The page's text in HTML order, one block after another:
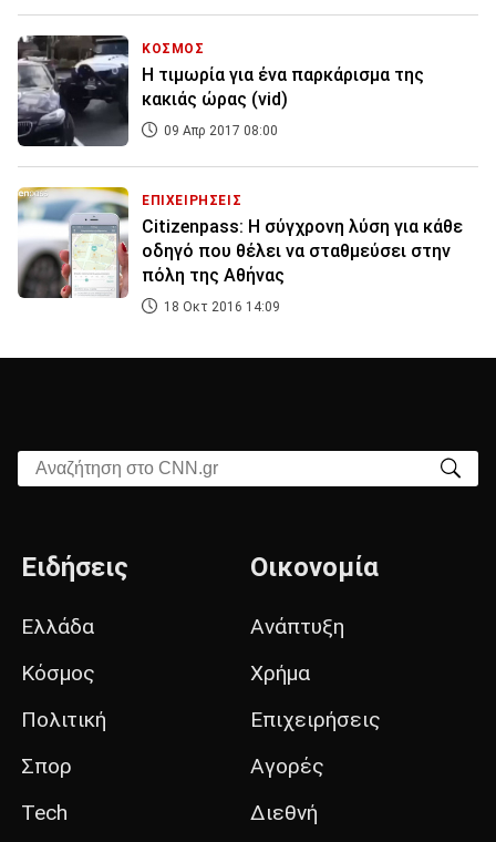
ΚΟΣΜΟΣ
H τιμωρία για ένα παρκάρισμα της
κακιάς ώρας (vid)
09 Απρ 2017 08:00
ΕΠΙΧΕΙΡΗΣΕΙΣ
Citizenpass: Η σύγχρονη λύση για κάθε
οδηγό που θέλει να σταθμεύσει στην
πόλη της Αθήνας
18 Οκτ 2016 14:09
Αναζήτηση στο CNN.gr
Ειδήσεις
Ελλάδα
Κόσμος
Πολιτική
Σπορ
Tech
Οικονομία
Ανάπτυξη
Χρήμα
Επιχειρήσεις
Αγορές
Διεθνή